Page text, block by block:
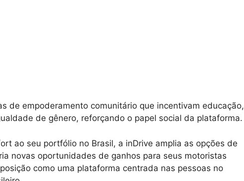
de empoderamento comunitário que incentivam educação,
de gênero, reforçando o papel social da plataforma.
ao seu portfólio no Brasil, a inDrive amplia as opções de
novas oportunidades de ganhos para seus motoristas
como uma plataforma centrada nas pessoas no